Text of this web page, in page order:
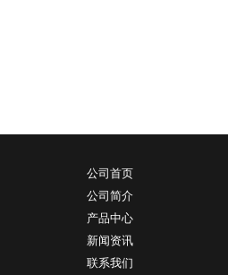
公司首页
公司简介
产品中心
新闻资讯
联系我们